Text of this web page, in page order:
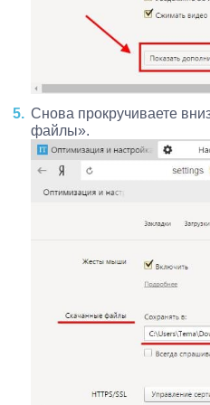
Снова прокручиваете
файлы».